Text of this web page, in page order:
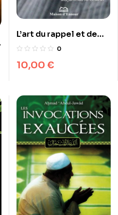
L’art du rappel et de
l’invocation chez
0
10,00 €